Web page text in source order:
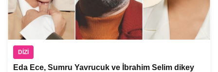
DIZI
Eda Ece, Sumru Yavrucuk ve İbrahim Selim dikey